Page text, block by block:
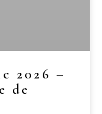
2026 –
de